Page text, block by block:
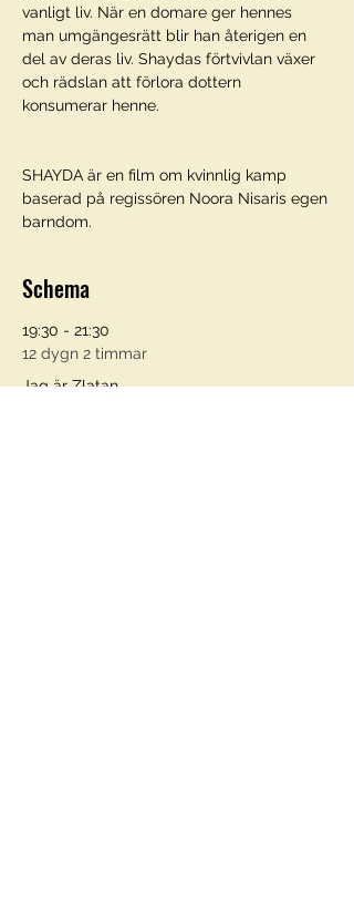
vanligt liv. När en domare ger hennes
man umgängesrätt blir han återigen en
del av deras liv. Shaydas förtvivlan växer
och rädslan att förlora dottern
konsumerar henne.
SHAYDA är en film om kvinnlig kamp
baserad på regissören Noora Nisaris egen
barndom.
Schema
19:30 - 21:30
12 dygn 2 timmar
Jag är Zlatan